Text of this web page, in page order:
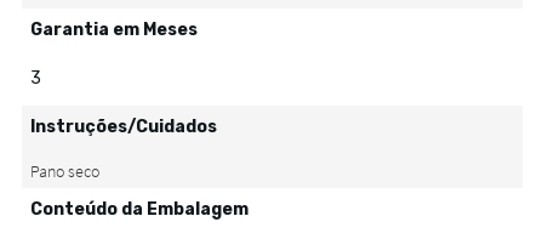
Garantia em Meses
3
Instruções/Cuidados
Conteúdo da Embalagem